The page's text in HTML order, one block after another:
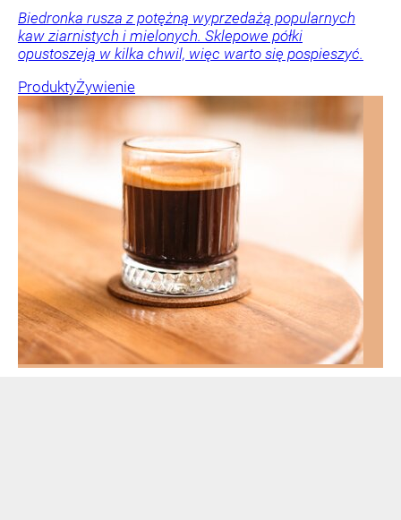
Biedronka rusza z potężną wyprzedażą popularnych
kaw ziarnistych i mielonych. Sklepowe półki
opustoszeją w kilka chwil, więc warto się pospieszyć.
ProduktyŻywienie